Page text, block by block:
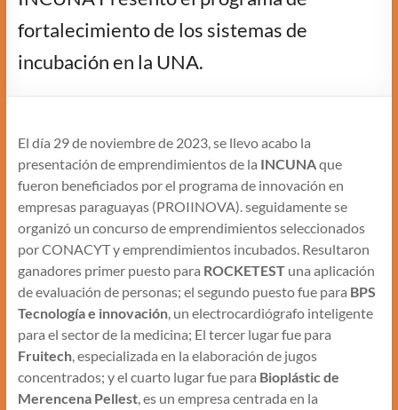
fortalecimiento de los sistemas de
incubación en la UNA.
El día 29 de noviembre de 2023, se llevo acabo la
presentación de emprendimientos de la INCUNAque
fueron beneficiados por el programa de innovación en
empresas paraguayas (PROIINOVA). seguidamente se
organizó un concurso de emprendimientos seleccionados
por CONACYT y emprendimientos incubados. Resultaron
ganadores primer puesto para ROCKETESTuna aplicación
de evaluación de personas; el segundo puesto fue para BPS
Tecnología e innovación, un electrocardiógrafo inteligente
para el sector de la medicina; El tercer lugar fue para
Fruitech, especializada en la elaboración de jugos
concentrados; y el cuarto lugar fue para Bioplástic de
Merencena Pellest, es un empresa centrada en la